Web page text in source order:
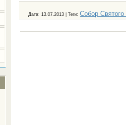
Дата: 13.07.2013 |Теги:Собор Святого